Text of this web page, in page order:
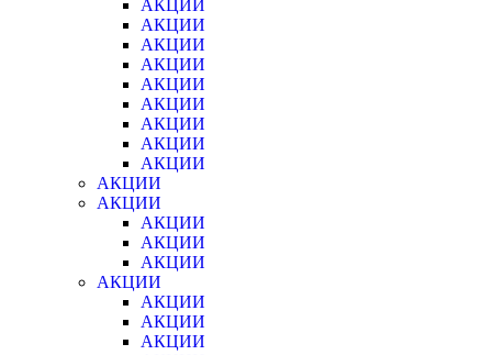
АКЦИИ
АКЦИИ
АКЦИИ
АКЦИИ
АКЦИИ
АКЦИИ
АКЦИИ
АКЦИИ
АКЦИИ
АКЦИИ
АКЦИИ
АКЦИИ
АКЦИИ
АКЦИИ
АКЦИИ
АКЦИИ
АКЦИИ
АКЦИИ